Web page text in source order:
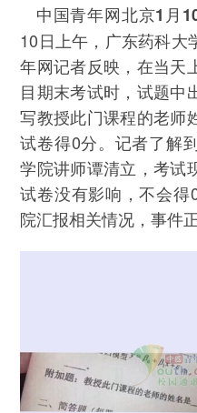
中国青年网北京1月
10日上午，广东药科大
年网记者反映，在当天
目期末考试时，试题中
写教授此门课程的老师
试卷得0分。记者了解
学院讲师谭清立，考试
试卷没有影响，不会
院汇报相关情况，事件